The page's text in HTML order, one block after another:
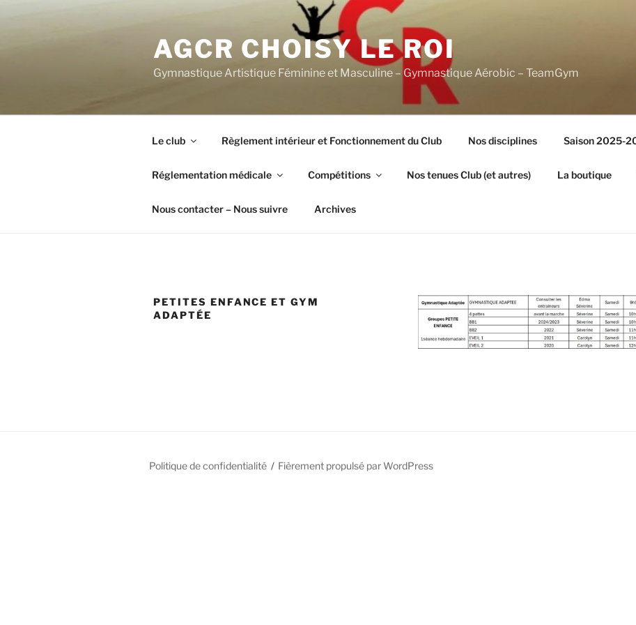
AGCR CHOISY LE ROI
Gymnastique Artistique Féminine et Masculine – Gymnastique Aérobic – TeamGym
Le club Règlement intérieur et Fonctionnement du Club Nos disciplines Saison 2025-
Réglementation médicale Compétitions Nos tenues Club (et autres) La boutique
Nous contacter – Nous suivre Archives
PETITES ENFANCE ET GYM
ADAPTÉE
Politique de confidentialité Fièrement propulsé par WordPress